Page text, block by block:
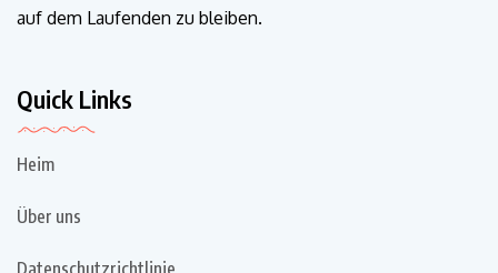
auf dem Laufenden zu bleiben.
Quick Links
Heim
Über uns